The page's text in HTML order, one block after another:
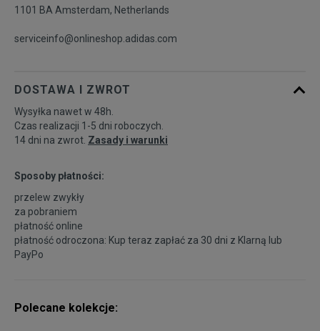
1101 BA Amsterdam, Netherlands
serviceinfo@onlineshop.adidas.com
DOSTAWA I ZWROT
Wysyłka nawet w 48h.
Czas realizacji 1-5 dni roboczych.
14 dni na zwrot. Zasady i warunki
Sposoby płatności:
przelew zwykły
za pobraniem
płatność online
płatność odroczona: Kup teraz zapłać za 30 dni z Klarną lub
PayPo
Polecane kolekcje: